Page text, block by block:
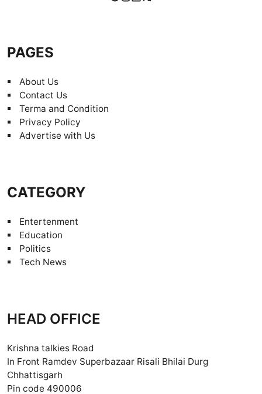
PAGES
About Us
Contact Us
Terma and Condition
Privacy Policy
Advertise with Us
CATEGORY
Entertenment
Education
Politics
Tech News
HEAD OFFICE
Krishna talkies Road
In Front Ramdev Superbazaar Risali Bhilai Durg
Chhattisgarh
Pin code 490006